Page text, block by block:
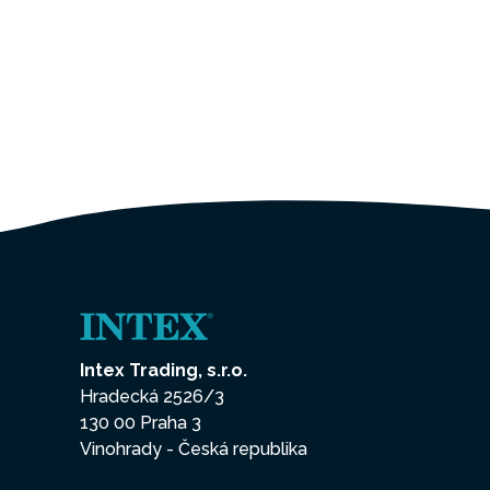
Intex Trading, s.r.o.
Hradecká 2526/3
130 00 Praha 3
Vinohrady - Česká republika